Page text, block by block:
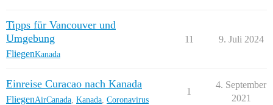
Tipps für Vancouver und
Umgebung
FliegenKanada
11 9. Juli 2024
Einreise Curacao nach Kanada
FliegenAirCanada Kanada Coronavirus
1
4. September
2021